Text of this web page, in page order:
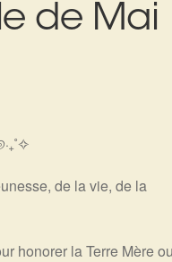
de Mai
de la vie, de la
honorer la Terre Mère ou